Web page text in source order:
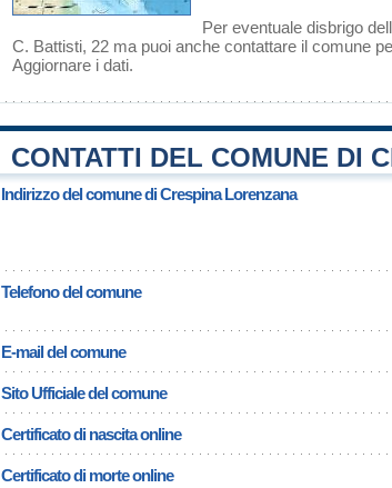
Per eventuale disbrigo
C. Battisti, 22 ma puoi anche contattare il comune
Aggiornare i dati.
CONTATTI DEL COMUNE DI
Indirizzo del comune di Crespina Lorenzana
Telefono del comune
E-mail del comune
Sito Ufficiale del comune
Certificato di nascita online
Certificato di morte online